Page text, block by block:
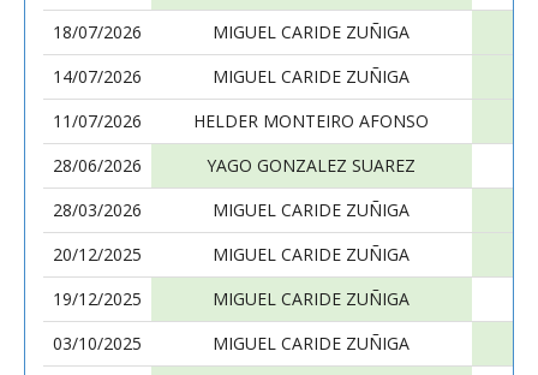
18/07/2026
MIGUEL CARIDE ZUÑIGA
14/07/2026
MIGUEL CARIDE ZUÑIGA
11/07/2026
HELDER MONTEIRO AFONSO
28/06/2026
YAGO GONZALEZ SUAREZ
28/03/2026
MIGUEL CARIDE ZUÑIGA
20/12/2025
MIGUEL CARIDE ZUÑIGA
19/12/2025
MIGUEL CARIDE ZUÑIGA
03/10/2025
MIGUEL CARIDE ZUÑIGA